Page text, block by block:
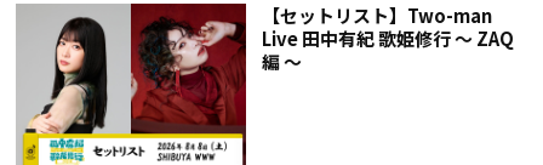
【セットリスト】Two-man
Live 田中有紀 歌姫修行 ～ ZAQ
編 ～